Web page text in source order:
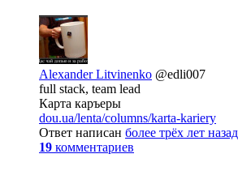
Alexander Litvinenko @edli007
full stack, team lead
Карта каръеры
dou.ua/lenta/columns/karta-kariery
Ответ написан более трёх лет назад
19 комментариев